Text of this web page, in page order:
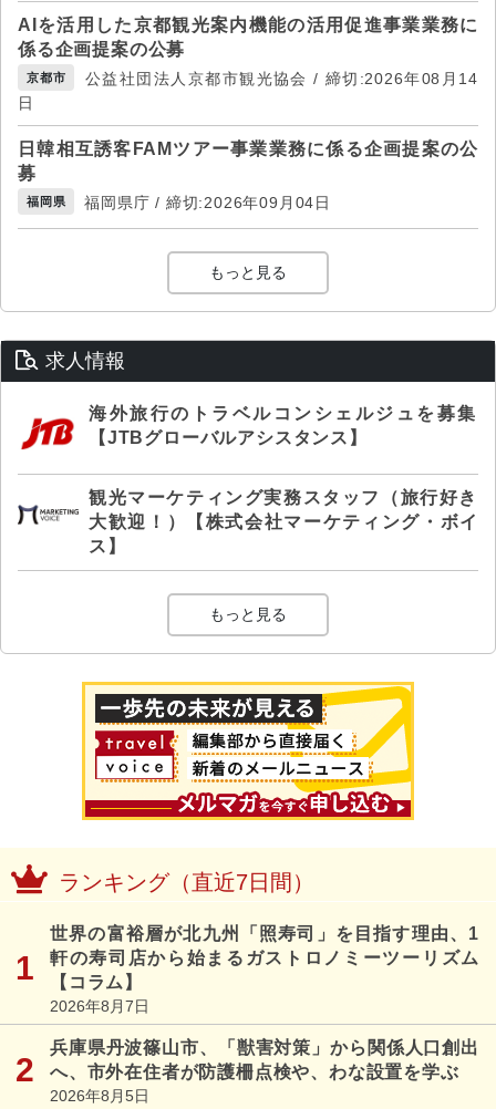
AIを活用した京都観光案内機能の活用促進事業業務に
係る企画提案の公募
京都市
公益社団法人京都市観光協会 / 締切:2026年08月14
日
日韓相互誘客FAMツアー事業業務に係る企画提案の公
募
福岡県 福岡県庁 / 締切:2026年09月04日
もっと見る
求人情報
海外旅行のトラベルコンシェルジュを募集
【JTBグローバルアシスタンス】
観光マーケティング実務スタッフ（旅行好き
大歓迎！）【株式会社マーケティング・ボイ
ス】
もっと見る
ランキング（直近7日間）
世界の富裕層が北九州「照寿司」を目指す理由、1
軒の寿司店から始まるガストロノミーツーリズム
【コラム】
2026年8月7日
兵庫県丹波篠山市、「獣害対策」から関係人口創出
へ、市外在住者が防護柵点検や、わな設置を学ぶ
2026年8月5日